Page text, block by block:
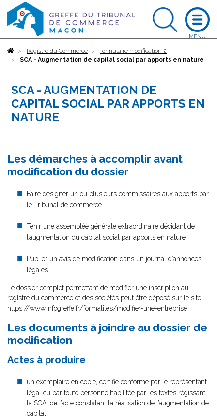
AccueilRegistre du Commerce
formulaire modification 2
SCA - Augmentation de capital social par apports en nature
SCA - AUGMENTATION DE
CAPITAL SOCIAL PAR APPORTS EN
NATURE
Les démarches à accomplir avant
modification du dossier
Faire désigner un ou plusieurs commissaires aux apports par
le Tribunal de commerce.
Tenir une assemblée générale extraordinaire décidant de
l’augmentation du capital social par apports en nature.
Publier un avis de modification dans un journal d’annonces
légales.
Le dossier complet permettant de modifier une inscription au
registre du commerce et des sociétés peut être déposé sur le site
https://www.infogreffe.fr/formalites/modifier-une-entreprise
Les documents à joindre au dossier de
modification
Actes à produire
un exemplaire en copie, certifié conforme par le représentant
légal ou par toute personne habilitée par les textes régissant
la SCA, de l’acte constatant la réalisation de l’augmentation de
capital